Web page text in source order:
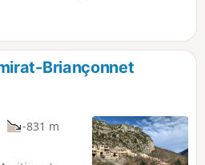
son château féodal, d’où l'on
les environs. Les deux village
leur riche patrimoine.
Briançonnet
-831 m